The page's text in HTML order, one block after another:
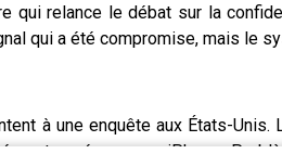
qui relance le débat sur la
qui a été compromise, mais le
à une enquête aux États-